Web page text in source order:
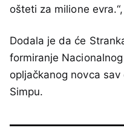
ošteti za milione
Dodala je da će
formiranje
opljačkanog novca
Simpu.